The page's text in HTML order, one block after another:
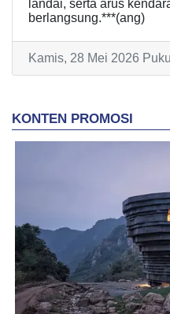
landai, serta arus
berlangsung.***(ang)
Kamis, 28 Mei 2026